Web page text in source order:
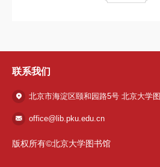
联系我们
北京市海淀区颐和园路5号 北京大学
office@lib.pku.edu.cn
版权所有©北京大学图书馆